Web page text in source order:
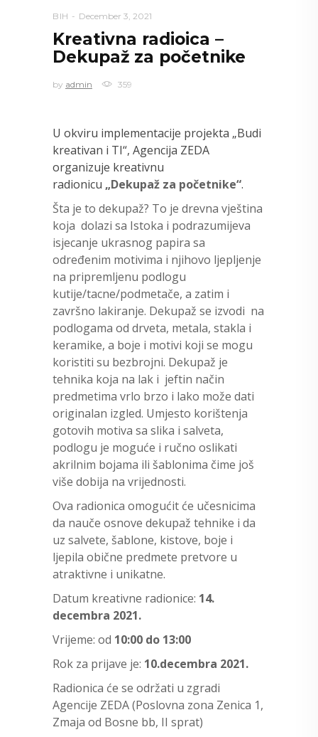
BIH December 3, 2021
Kreativna radioica –
Dekupaž za početnike
by admin 359
U okviru implementacije projekta „Budi
kreativan i TI“, Agencija ZEDA
organizuje kreativnu
radionicu „Dekupaž za početnike“.
Šta je to dekupaž? To je drevna vještina
koja dolazi sa Istoka i podrazumijeva
isjecanje ukrasnog papira sa
određenim motivima i njihovo ljepljenje
na pripremljenu podlogu
kutije/tacne/podmetače, a zatim i
završno lakiranje. Dekupaž se izvodi na
podlogama od drveta, metala, stakla i
keramike, a boje i motivi koji se mogu
koristiti su bezbrojni. Dekupaž je
tehnika koja na lak i jeftin način
predmetima vrlo brzo i lako može dati
originalan izgled. Umjesto korištenja
gotovih motiva sa slika i salveta,
podlogu je moguće i ručno oslikati
akrilnim bojama ili šablonima čime još
više dobija na vrijednosti.
Ova radionica omogućit će učesnicima
da nauče osnove dekupaž tehnike i da
uz salvete, šablone, kistove, boje i
ljepila obične predmete pretvore u
atraktivne i unikatne.
Datum kreativne radionice: 14.
decembra 2021.
Vrijeme: od 10:00 do 13:00
Rok za prijave je: 10.decembra 2021.
Radionica će se održati u zgradi
Agencije ZEDA (Poslovna zona Zenica 1,
Zmaja od Bosne bb, II sprat)